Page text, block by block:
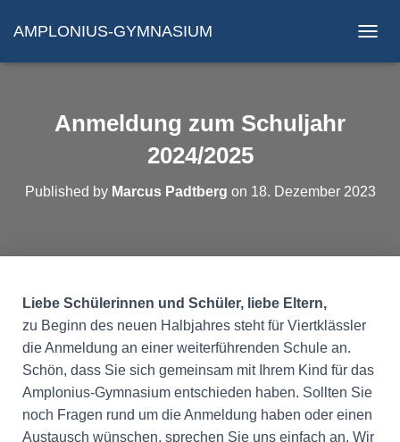
AMPLONIUS-GYMNASIUM
A
N
N
Anmeldung zum Schuljahr
2024/2025
Published by Marcus Padtberg on 18. Dezember 2023
Liebe Schülerinnen und Schüler, liebe Eltern,
zu Beginn des neuen Halbjahres steht für Viertklässler
die Anmeldung an einer weiterführenden Schule an.
Schön, dass Sie sich gemeinsam mit Ihrem Kind für das
Amplonius-Gymnasium entschieden haben. Sollten Sie
noch Fragen rund um die Anmeldung haben oder einen
Austausch wünschen, sprechen Sie uns einfach an. Wir